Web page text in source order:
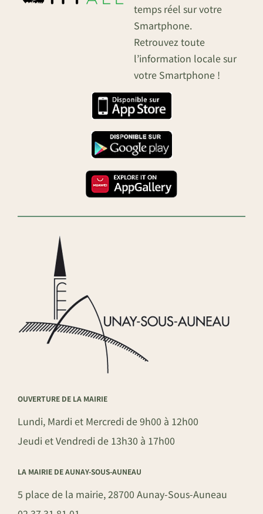
temps réel sur votre
Smartphone.
Retrouvez toute
l’information locale sur
votre Smartphone !
OUVERTURE DE LA MAIRIE
Lundi, Mardi et Mercredi de 9h00 à 12h00
Jeudi et Vendredi de 13h30 à 17h00
LA MAIRIE DE AUNAY-SOUS-AUNEAU
5 place de la mairie, 28700 Aunay-Sous-Auneau